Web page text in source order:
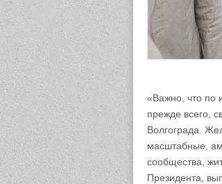
«Важно, что по
прежде всего,
Волгограда.
масштабные,
сообщества,
Президента,